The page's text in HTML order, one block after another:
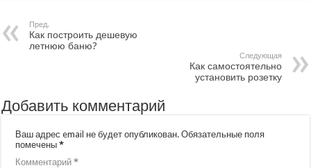
Пред.
Как построить дешевую
летнюю баню?
Следующая
Как самостоятельно
установить розетку
Добавить комментарий
Ваш адрес email не будет опубликован. Обязательные поля
помечены*
Комментарий*